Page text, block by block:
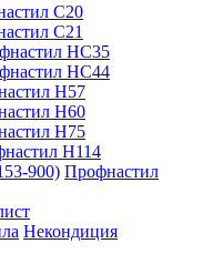
С20
С21
НС35
НС44
Н57
Н60
Н75
Н114
Профнастил
Некондиция